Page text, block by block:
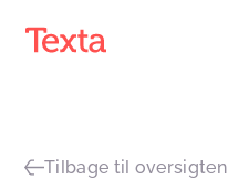
Tilbage til oversigten